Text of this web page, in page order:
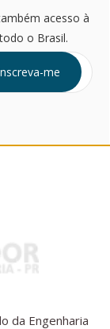
acesso à
o Brasil.
me
da Engenharia